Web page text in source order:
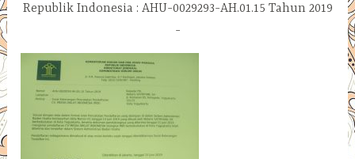
Republik Indonesia : AHU-0029293-AH.01.15 Tahun 2019